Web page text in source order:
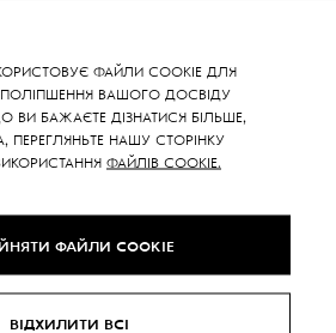
ФАЙЛИ COOKIE ДЛЯ
ВАШОГО ДОСВІДУ
ВИ БАЖАЄТЕ ДІЗНАТИСЯ БІЛЬШЕ,
ПЕРЕГЛЯНЬТЕ НАШУ СТОРІНКУ
ФАЙЛІВ COOKIE.
ФАЙЛИ COOKIE
ВІДХИЛИТИ ВСІ